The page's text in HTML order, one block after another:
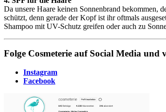
Da unsere Haare keinen Sonnenbrand bekommen,
schützt, denn gerade der Kopf ist ihr oftmals
Shampoo mit UV-Schutz greifen oder auch zu
Folge Cosmeterie auf Social Media und
Instagram
Facebook